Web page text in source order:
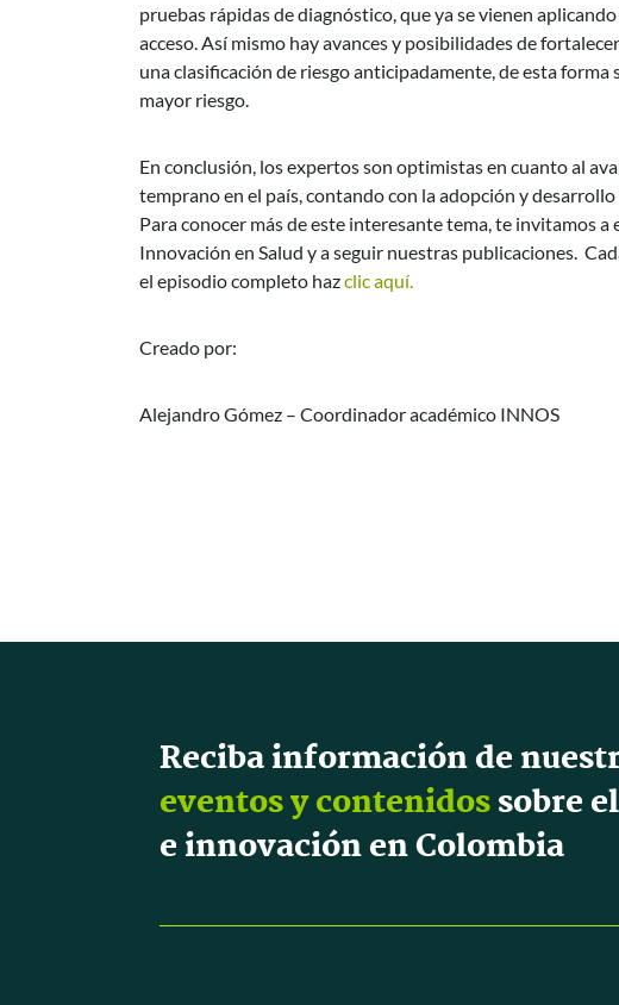
pruebas rápidas de diagnóstico, que ya se vienen
acceso. Así mismo hay avances y posibilidades de
una clasificación de riesgo anticipadamente, de esta
mayor riesgo.
En conclusión, los expertos son optimistas en cuanto al
temprano en el país, contando con la adopción y
Para conocer más de este interesante tema, te invitamos
Innovación en Salud y a seguir nuestras publicaciones.
el episodio completo hazclic aquí.
Creado por:
Alejandro Gómez – Coordinador académico INNOS
Reciba información de
eventos y contenidossobre
e innovación en Colombia